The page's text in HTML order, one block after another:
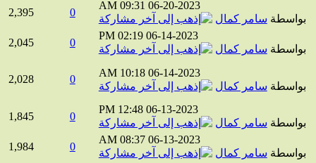
06-20-2023
09:31 AM
سامر كمال
2,395
06-14-2023
02:19 PM
سامر كمال
2,045
06-14-2023
10:18 AM
سامر كمال
2,028
06-13-2023
12:48 PM
سامر كمال
1,845
06-13-2023
08:37 AM
سامر كمال
1,984